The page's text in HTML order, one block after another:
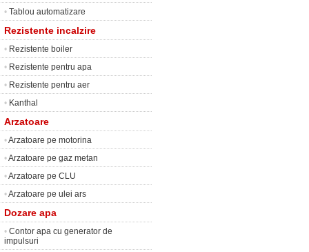
• Tablou automatizare
Rezistente incalzire
• Rezistente boiler
• Rezistente pentru apa
• Rezistente pentru aer
• Kanthal
Arzatoare
•Arzatoare pe motorina
•Arzatoare pe gaz metan
•Arzatoare pe CLU
•Arzatoare pe ulei ars
Dozare apa
• Contor apa cu generator de
impulsuri